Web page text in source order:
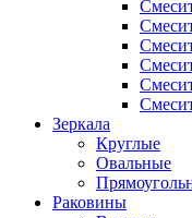
Зеркала
Круглые
Овальные
Раковины